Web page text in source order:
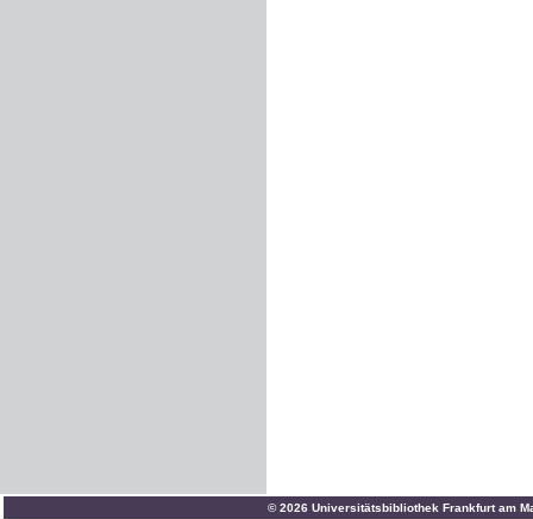
© 2026 Universitätsbibliothek Frankfurt am